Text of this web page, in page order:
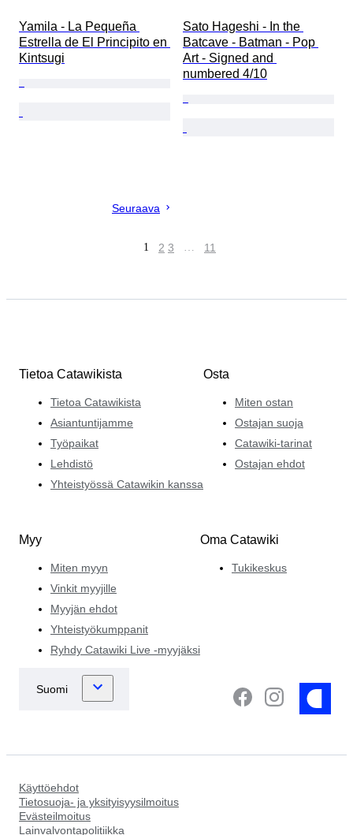
Yamila - La Pequeña
Estrella de El Principito en
Kintsugi
Sato Hageshi - In the
Batcave - Batman - Pop
Art - Signed and
numbered 4/10
Seuraava
1 2 3 … 11
Tietoa Catawikista
Tietoa Catawikista
Asiantuntijamme
Työpaikat
Lehdistö
Yhteistyössä Catawikin kanssa
Osta
Miten ostan
Ostajan suoja
Catawiki-tarinat
Ostajan ehdot
Myy
Miten myyn
Vinkit myyjille
Myyjän ehdot
Yhteistyökumppanit
Ryhdy Catawiki Live -myyjäksi
Oma Catawiki
Tukikeskus
Käyttöehdot
Tietosuoja- ja yksityisyysilmoitus
Evästeilmoitus
Lainvalvontapolitiikka